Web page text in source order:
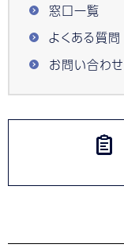
窓口一覧
よくある質問
お問い合わせ